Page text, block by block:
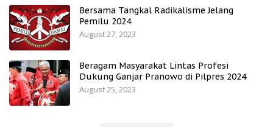
Bersama Tangkal Radikalisme Jelang
Pemilu 2024
August 27, 2023
Beragam Masyarakat Lintas Profesi
Dukung Ganjar Pranowo di Pilpres 2024
August 25, 2023